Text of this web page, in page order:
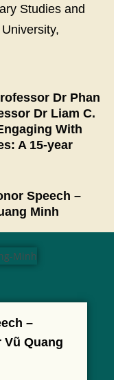
Studies and
Dr Phan
Dr Liam C.
With
A 15-year
Speech –
Minh
–
Vũ Quang